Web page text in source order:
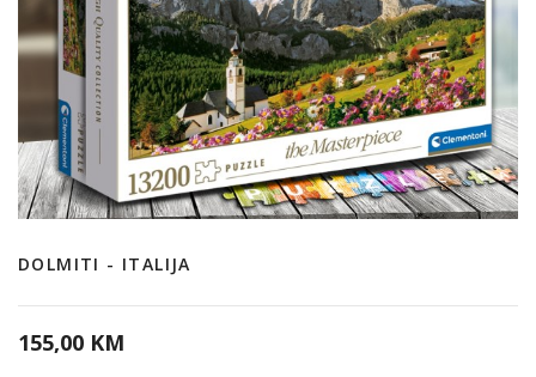
DOLMITI - ITALIJA
155,00 KM